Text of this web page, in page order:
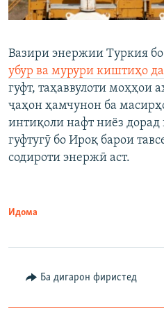
Вазири энержии Туркия
убур ва мурури киштиҳо
гуфт, таҳаввулоти моҳҳои
ҷаҳон ҳамчунон ба
интиқоли нафт ниёз дорад
гуфтугӯ бо Ироқ барои
содироти энержӣ аст.
Идома
Ба дигарон фиристед